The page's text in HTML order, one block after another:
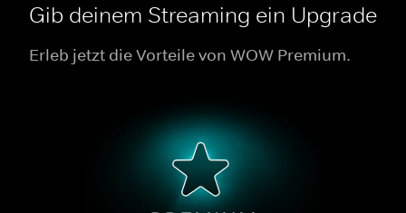
Gib deinem Streaming ein Upgrade
Erleb jetzt die Vorteile von WOW Premium.